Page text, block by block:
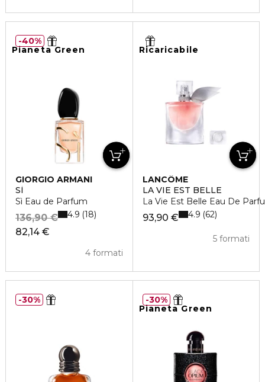
Pianeta Green
GIORGIO ARMANI
SÌ
Sì Eau de Parfum
82,14 €
136,90 €
4 formati
4.9 18
40%
Ricaricabile
LANCÔME
LA VIE EST BELLE
La Vie Est Belle Eau De
93,90 €
5 formati
4.9 62
30%
Pianeta Green
30%